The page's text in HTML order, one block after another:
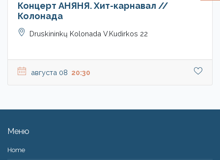
Концерт АНЯНЯ. Хит-карнавал //
Колонада
Druskininkų Kolonada V.Kudirkos 22
августа 08 20:30
Меню
Home